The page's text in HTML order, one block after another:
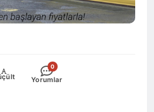
-
0
Yorumlar